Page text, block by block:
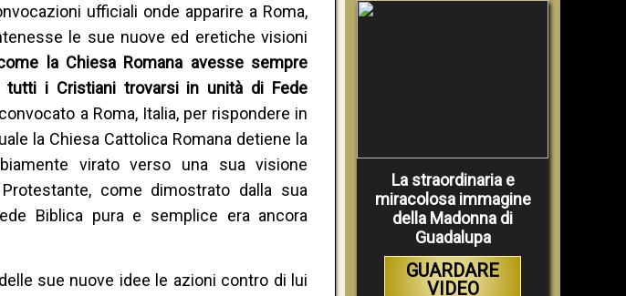
ufficiali onde apparire a Roma,
le sue nuove ed eretiche visioni
la Chiesa Romana avesse sempre
i Cristiani trovarsi in unità di Fede
a Roma, Italia, per rispondere in
la Chiesa Cattolica Romana detiene la
virato verso una sua visione
come dimostrato dalla sua
Biblica pura e semplice era ancora
sue nuove idee le azioni contro di lui
La straordinaria e
miracolosa immagine
della Madonna di
Guadalupa
GUARDARE
VIDEO